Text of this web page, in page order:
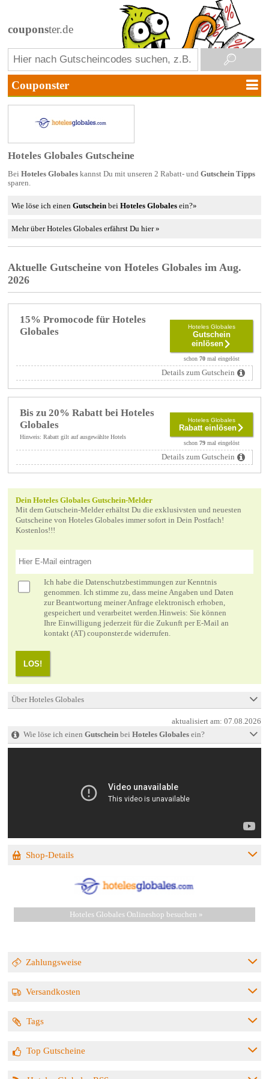
couponster.de
Hoteles Globales Gutscheine
Bei Hoteles Globaleskannst Du mit unseren 2 Rabatt- und Gutschein Tipps
sparen.
Wie löse ich einenGutschein beiHoteles Globales ein?»
Mehr über Hoteles Globales erfährst Du hier »
Aktuelle Gutscheine von Hoteles Globales im Aug.
2026
15% Promocode für Hoteles
Globales
Hoteles Globales
Gutschein
einlösen
schon 70mal eingelöst
Details zum Gutschein
Bis zu 20% Rabatt bei Hoteles
Globales
Hinweis: Rabatt gilt auf ausgewählte Hotels
Hoteles Globales
Rabatt einlösen
schon 79mal eingelöst
Details zum Gutschein
Dein Hoteles Globales Gutschein-Melder
Mit dem Gutschein-Melder erhältst Du die exklusivsten und neuesten
Gutscheine von Hoteles Globales immer sofort in Dein Postfach!
Kostenlos!!!
Ich habe die Datenschutzbestimmungen zur Kenntnis
genommen. Ich stimme zu, dass meine Angaben und Daten
zur Beantwortung meiner Anfrage elektronisch erhoben,
gespeichert und verarbeitet werden.Hinweis: Sie können
Ihre Einwilligung jederzeit für die Zukunft per E-Mail an
kontakt (AT) couponster.de widerrufen.
LOS!
Über Hoteles Globales
aktualisiert am:07.08.2026
Wie löse ich einen Gutscheinbei Hoteles Globalesein?
Shop-Details
Hoteles Globales Onlineshop besuchen »
Zahlungsweise
Versandkosten
Tags
Top Gutscheine